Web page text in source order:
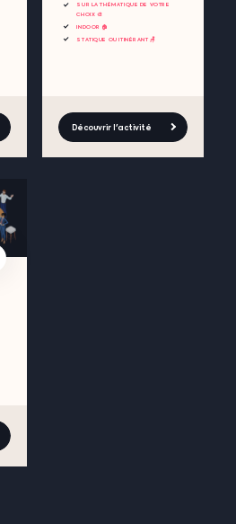
SUR LA THÉMATIQUE DE VOTRE
CHOIX 🎨
INDOOR 🏠
STATIQUE OU ITINÉRANT 🪑
Découvrir l'activité